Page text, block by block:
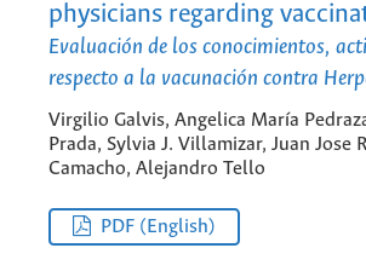
physicians regarding
Evaluación de los conocimientos,
respecto a la vacunación contra
Virgilio Galvis, Angelica María
Prada, Sylvia J. Villamizar, Juan Jose
Camacho, Alejandro Tello
PDF (English)